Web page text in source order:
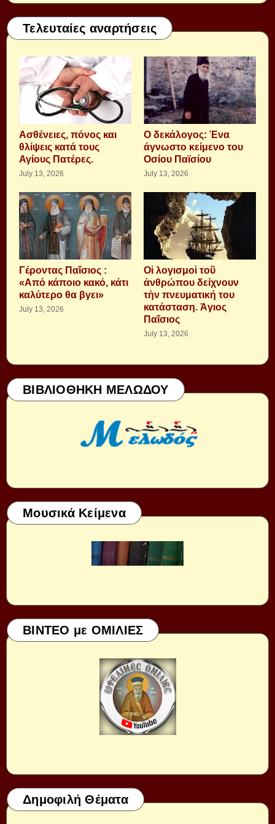
Τελευταίες αναρτήσεις
Aσθένειες, πόνος και
θλίψεις κατά τους
Αγίους Πατέρες.
July 13, 2026
Ο δεκάλογος: Ένα
άγνωστο κείμενο του
Οσίου Παϊσίου
July 13, 2026
Γέροντας Παΐσιος :
«Από κάποιο κακό, κάτι
καλύτερο θα βγει»
July 13, 2026
Οἱ λογισμοὶ τοῦ
ἀνθρώπου δείχνουν
τὴν πνευματική του
κατάσταση. Ἁγιος
Παΐσιος
July 13, 2026
ΒΙΒΛΙΟΘΗΚΗ ΜΕΛΩΔΟΥ
Μουσικά Κείμενα
ΒΙΝΤΕΟ με ΟΜΙΛΙΕΣ
Δημοφιλή Θέματα